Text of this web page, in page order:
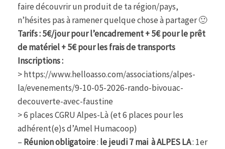
faire découvrir un produit de ta région/pays,
n’hésites pas à ramener quelque chose à partager 🙂
Tarifs :5€/jour pour l’encadrement + 5€ pour le prêt
de matériel + 5€ pour les frais de transports
Inscriptions :
>https://www.helloasso.com/associations/alpes-
la/evenements/9-10-05-2026-rando-bivouac-
decouverte-avec-faustine
> 6 places CGRU Alpes-Là (et 6 places pour les
adhérent(e)s d’Amel Humacoop)
– Réunionobligatoire: le jeudi 7 mai àALPES LA: 1er